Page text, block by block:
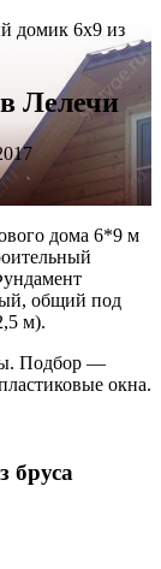
домик 6х9 из
Лелечи
дома 6*9 м
общий под
м).
Подбор —
окна.
бруса